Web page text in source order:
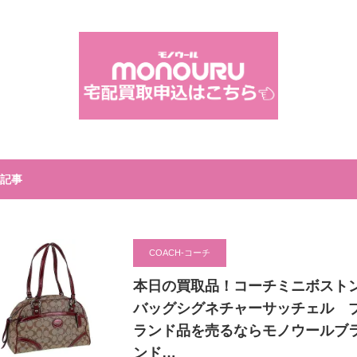
事
COACH-コーチ
本日の買取品！コーチミニボスト
バッグシグネチャーサッチェル
ランド品を売るならモノウールブ
ンド…